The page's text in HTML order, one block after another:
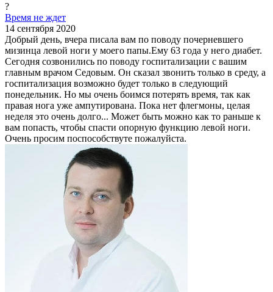
?
Время не ждет
14 сентября 2020
Добрый день, вчера писала вам по поводу почерневшего
мизинца левой ноги у моего папы.Ему 63 года у него диабет.
Сегодня созвонились по поводу госпитализации с вашим
главным врачом Седовым. Он сказал звонить только в среду, а
госпитализация возможно будет только в следующий
понедельник. Но мы очень боимся потерять время, так как
правая нога уже ампутирована. Пока нет флегмоны, целая
неделя это очень долго... Может быть можно как то раньше к
вам попасть, чтобы спасти опорную функцию левой ноги.
Очень просим поспособствуте пожалуйста.